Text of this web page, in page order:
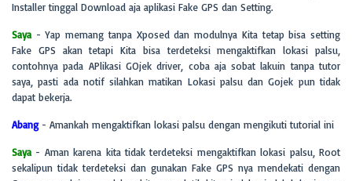
Installer tinggal Download aja aplikasi Fake GPS dan Setting.
Saya- Yap memang tanpa Xposed dan modulnya Kita tetap bisa setting
Fake GPS akan tetapi Kita bisa terdeteksi mengaktifkan lokasi palsu,
contohnya pada APlikasi GOjek driver, coba aja sobat lakuin tanpa tutor
saya, pasti ada notif silahkan matikan Lokasi palsu dan Gojek pun tidak
dapat bekerja.
Abang- Amankah mengaktifkan lokasi palsu dengan mengikuti tutorial ini
Saya- Aman karena kita tidak terdeteksi mengaktifkan lokasi palsu, Root
sekalipun tidak terdeteksi dan gunakan Fake GPS nya mendekati dengan